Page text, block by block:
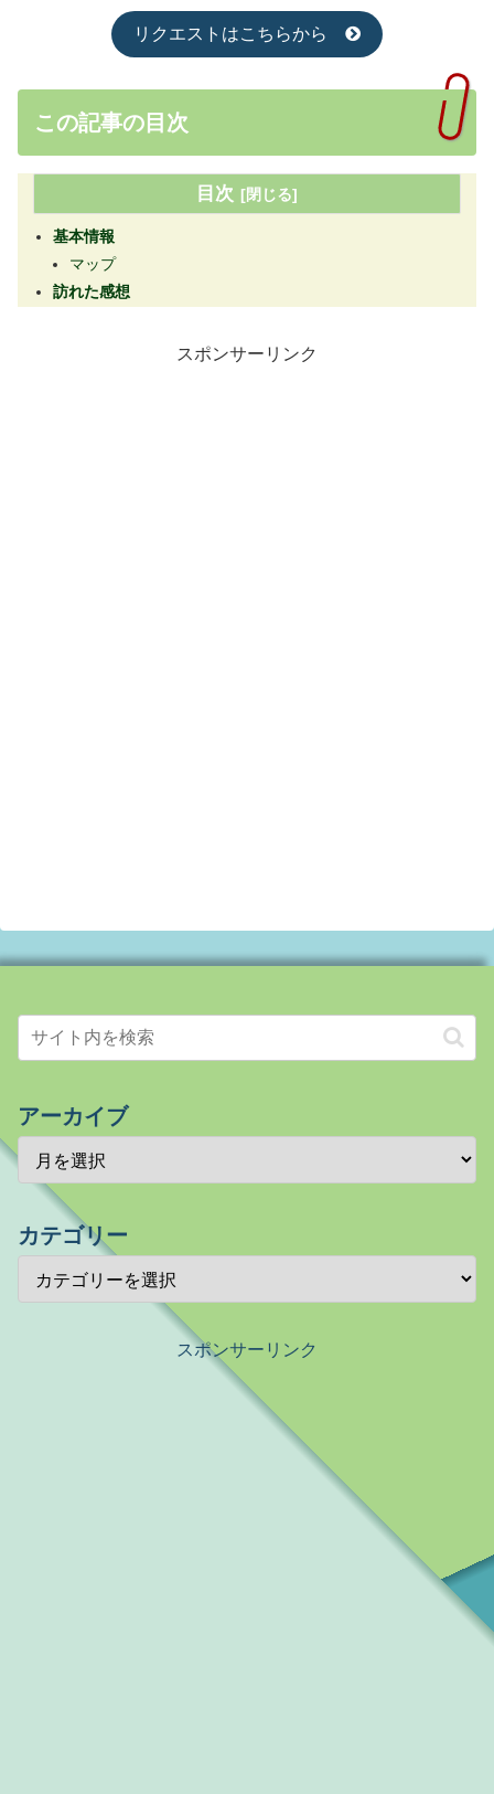
リクエストはこちらから
この記事の目次
目次
基本情報
マップ
訪れた感想
スポンサーリンク
アーカイブ
カテゴリー
スポンサーリンク